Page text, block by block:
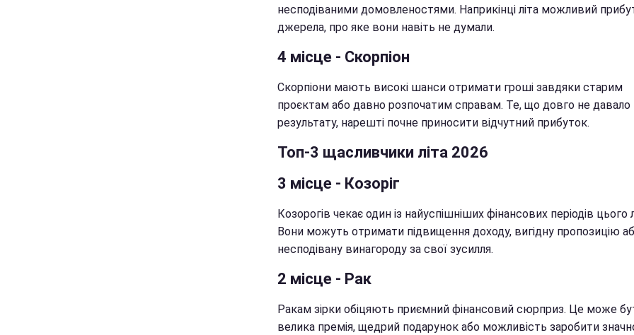
несподіваними домовленостями. Наприкінці літа можливий
джерела, про яке вони навіть не думали.
4 місце - Скорпіон
Скорпіони мають високі шанси отримати гроші завдяки старим
проєктам або давно розпочатим справам. Те, що довго не давало
результату, нарешті почне приносити відчутний прибуток.
Топ-3 щасливчики літа 2026
3 місце - Козоріг
Козорогів чекає один із найуспішніших фінансових періодів цього
Вони можуть отримати підвищення доходу, вигідну пропозицію
несподівану винагороду за свої зусилля.
2 місце - Рак
Ракам зірки обіцяють приємний фінансовий сюрприз. Це може
велика премія, щедрий подарунок або можливість заробити